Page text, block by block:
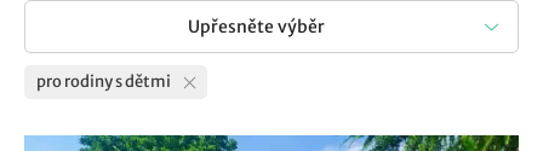
Upřesněte výběr
pro rodiny s dětmi